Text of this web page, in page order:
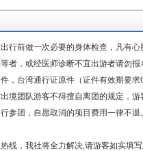
行前做一次必要的身体检查，凡有
者，或经医师诊断不宜出游者请勿报
台湾通行证原件（证件有效期要求
境团队游客不得擅自离团的规定，
参团，自愿取消的项目费用一律不
，我社将全力解决,请游客如实填